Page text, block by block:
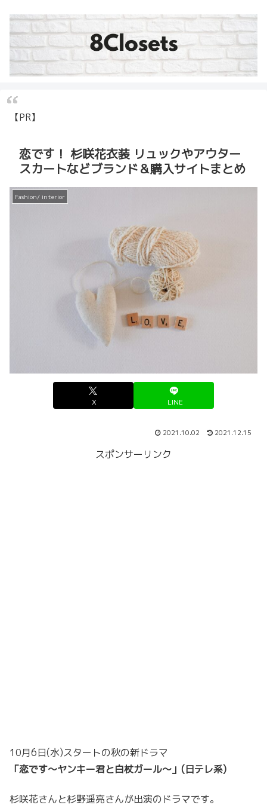
【PR】
恋です！ 杉咲花衣装 リュックやアウター
スカートなどブランド＆購入サイトまとめ
Fashion/ interior
X LINE
2021.10.02 2021.12.15
スポンサーリンク
10月6日(水)スタートの秋の新ドラマ
「恋です〜ヤンキー君と白杖ガール〜」(日テレ系)
杉咲花さんと杉野遥亮さんが出演のドラマです。